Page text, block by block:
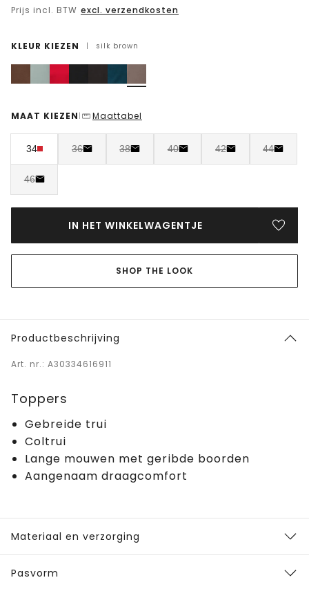
Prijs incl. BTW excl. verzendkosten
KLEUR KIEZEN | silk brown
MAAT KIEZEN | Maattabel
34 36 38 40 42 44
46
IN HET WINKELWAGENTJE
SHOP THE LOOK
Productbeschrijving
Art. nr.: A30334616911
Toppers
Gebreide trui
Coltrui
Lange mouwen met geribde boorden
Aangenaam draagcomfort
Materiaal en verzorging
Pasvorm